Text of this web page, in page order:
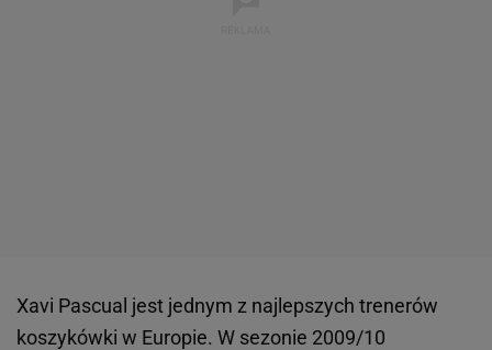
Xavi Pascual jest jednym z najlepszych trenerów
koszykówki w Europie. W sezonie 2009/10